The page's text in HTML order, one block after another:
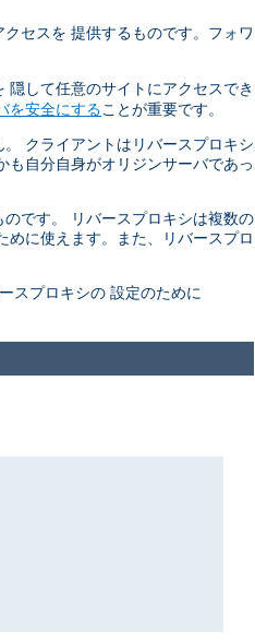
セスを 提供するものです。フォワ
して任意のサイトにアクセスでき
を安全にすることが重要です。
クライアントはリバースプロキシ
自分自身がオリジンサーバであっ
です。 リバースプロキシは複数の
に使えます。また、リバースプロ
スプロキシの 設定のために